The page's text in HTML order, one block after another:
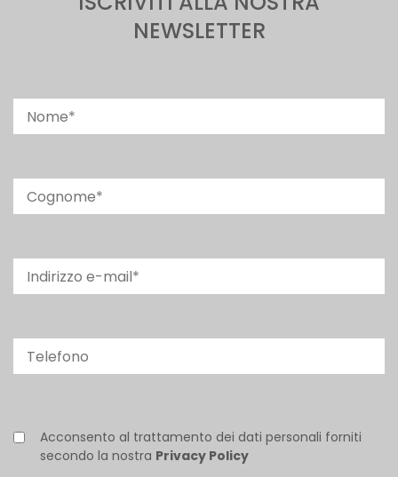
NEWSLETTER
Acconsento al trattamento dei dati personali forniti
secondo la nostra Privacy Policy